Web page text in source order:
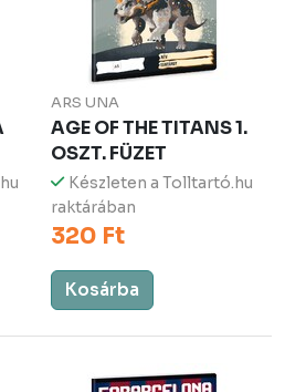
ARS UNA
AGE OF THE TITANS 1.
OSZT. FÜZET
Készleten a Tolltartó.hu
raktárában
320 Ft
Kosárba